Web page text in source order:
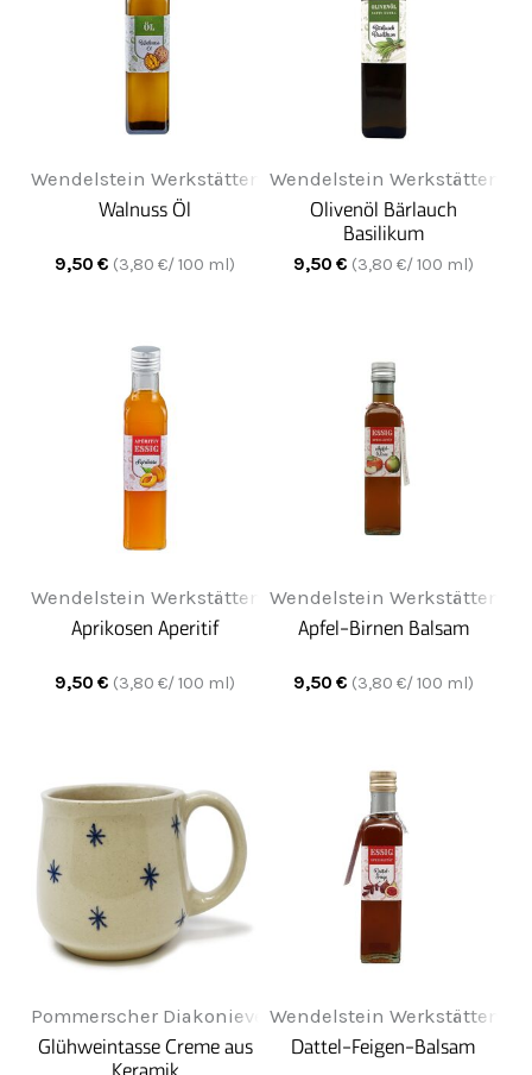
Wendelstein Werkstätten
Walnuss Öl
9,50 € (3,80 €/ 100 ml)
Wendelstein Werkstätten
Olivenöl Bärlauch
Basilikum
9,50 € (3,80 €/ 100 ml)
Wendelstein Werkstätten
Aprikosen Aperitif
9,50 € (3,80 €/ 100 ml)
Wendelstein Werkstätten
Apfel-Birnen Balsam
9,50 € (3,80 €/ 100 ml)
Pommerscher Diakonieverein Greifenwerkstatt
Glühweintasse Creme aus
Keramik
Wendelstein Werkstätten
Dattel-Feigen-Balsam